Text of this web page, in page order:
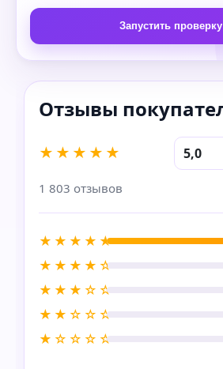
Запустить проверку
★★★★★ 5,0
1 803 отзывов
★★★★★
★★★★☆
★★★☆☆
★★☆☆☆
★☆☆☆☆